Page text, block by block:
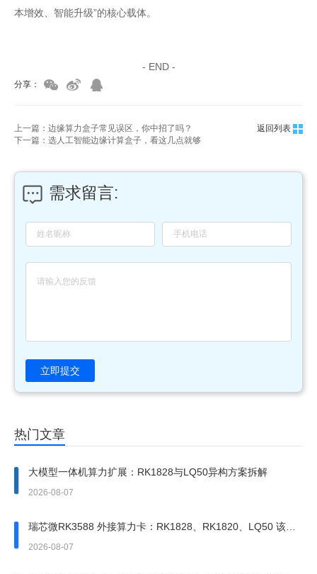
本增效、智能升级”的核心载体。
- END -
分享：
上一篇：边缘算力盒子常见误区，你中招了吗？
返回列表
下一篇：选人工智能边缘计算盒子，看这几点就够
需求留言:
立即提交
热门文章
大模型一体机算力扩展：RK1828与LQ50异构方案拆解
2026-08-07
瑞芯微RK3588 外接算力卡：RK1828、RK1820、LQ50 该上
哪一张？
2026-08-07